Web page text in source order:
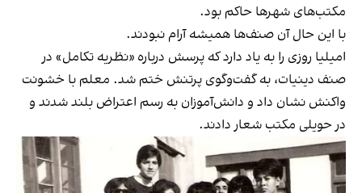
مکتب‌های شهرها حاکم بود.
با این حال آن صنف‌ها همیشه آرام نبودند.
امیلیا روزی را به یاد دارد که پرسش درباره «نظریه تکامل» در
صنف دینیات، به گفت‌وگوی پرتنش ختم شد. معلم با خشونت
واکنش نشان داد و دانش‌آموزان به رسم اعتراض بلند شدند و
در حویلی مکتب شعار دادند.